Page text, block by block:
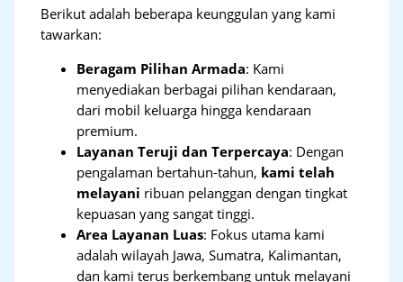
Berikut adalah beberapa keunggulan yang kami
tawarkan:
Beragam Pilihan Armada: Kami
menyediakan berbagai pilihan kendaraan,
dari mobil keluarga hingga kendaraan
premium.
Layanan Teruji dan Terpercaya: Dengan
pengalaman bertahun-tahun, kami telah
melayani ribuan pelanggan dengan tingkat
kepuasan yang sangat tinggi.
Area Layanan Luas: Fokus utama kami
adalah wilayah Jawa, Sumatra, Kalimantan,
dan kami terus berkembang untuk melayani